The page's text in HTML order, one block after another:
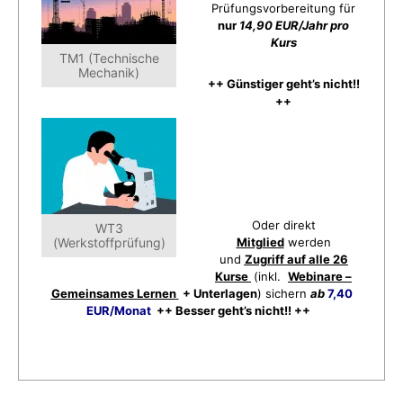
TM1 (Technische
Mechanik)
WT3
(Werkstoffprüfung)
Prüfungsvorbereitung für
nur 14,90 EUR/Jahr pro
Kurs
++ Günstiger geht’s nicht!!
++
Oder direkt
Mitgliedwerden
und Zugriff auf alle 26
Kurse (inkl. Webinare –
Gemeinsames Lernen + Unterlagen) sichern ab7,40
EUR/Monat ++ Besser geht’s nicht!! ++